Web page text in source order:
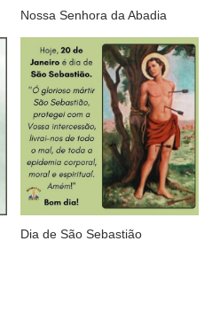
Nossa Senhora da Abadia
Dia de São Sebastião